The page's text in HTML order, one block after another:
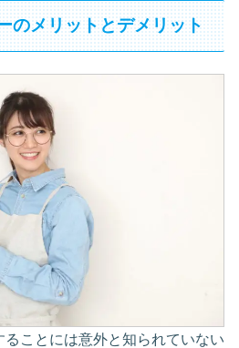
のメリットとデメリット
ことには意外と知られていない